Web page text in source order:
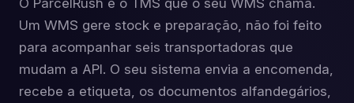
O ParcelRush é o TMS que o seu WMS chama.
Um WMS gere stock e preparação, não foi feito
para acompanhar seis transportadoras que
mudam a API. O seu sistema envia a encomenda,
recebe a etiqueta, os documentos alfandegários,